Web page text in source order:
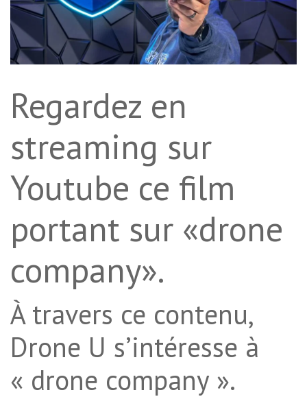
Regardez en
streaming sur
Youtube ce film
portant sur «drone
company».
À travers ce contenu,
Drone U s’intéresse à
« drone company ».